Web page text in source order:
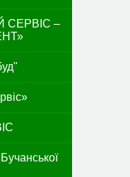
СЕРВІС –